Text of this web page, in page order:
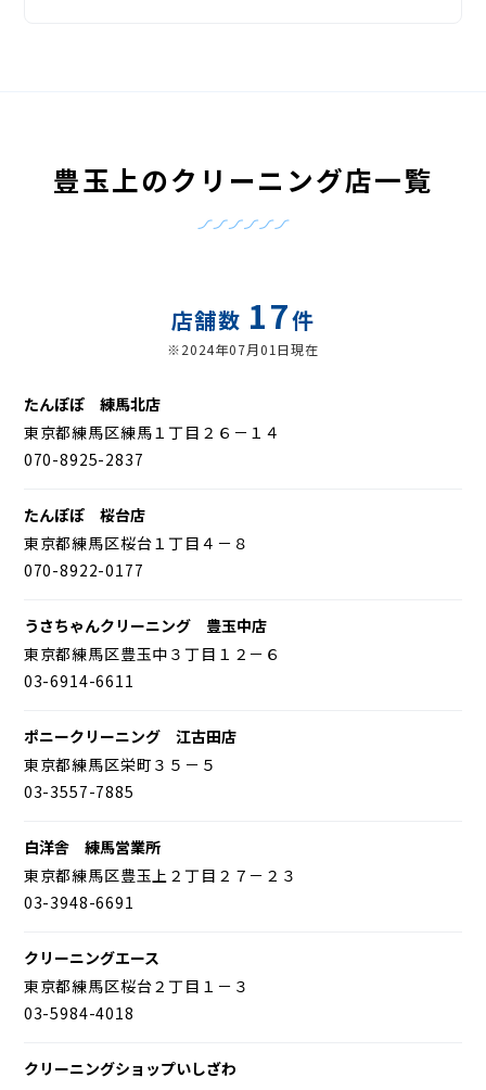
豊玉上のクリーニング店一覧
店舗数 17件
※2024年07月01日現在
たんぽぽ 練馬北店
東京都練馬区練馬１丁目２６－１４
070-8925-2837
たんぽぽ 桜台店
東京都練馬区桜台１丁目４－８
070-8922-0177
うさちゃんクリーニング 豊玉中店
東京都練馬区豊玉中３丁目１２－６
03-6914-6611
ポニークリーニング 江古田店
東京都練馬区栄町３５－５
03-3557-7885
白洋舎 練馬営業所
東京都練馬区豊玉上２丁目２７－２３
03-3948-6691
クリーニングエース
東京都練馬区桜台２丁目１－３
03-5984-4018
クリーニングショップいしざわ